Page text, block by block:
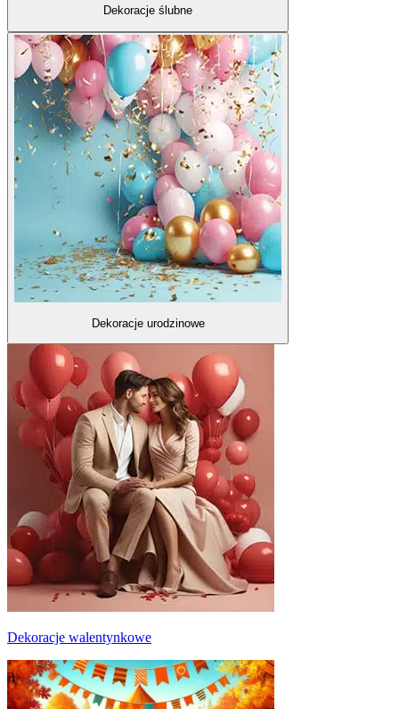
Dekoracje ślubne
Dekoracje urodzinowe
Dekoracje walentynkowe